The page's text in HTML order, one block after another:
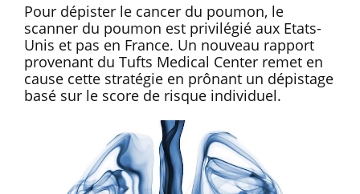
Pour dépister le cancer du poumon, le
scanner du poumon est privilégié aux Etats-
Unis et pas en France. Un nouveau rapport
provenant du Tufts Medical Center remet en
cause cette stratégie en prônant un dépistage
basé sur le score de risque individuel.